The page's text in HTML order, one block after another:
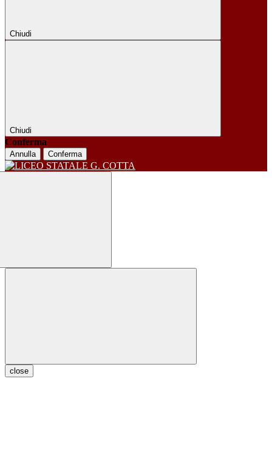
Chiudi
Chiudi
Conferma
Annulla Conferma
close